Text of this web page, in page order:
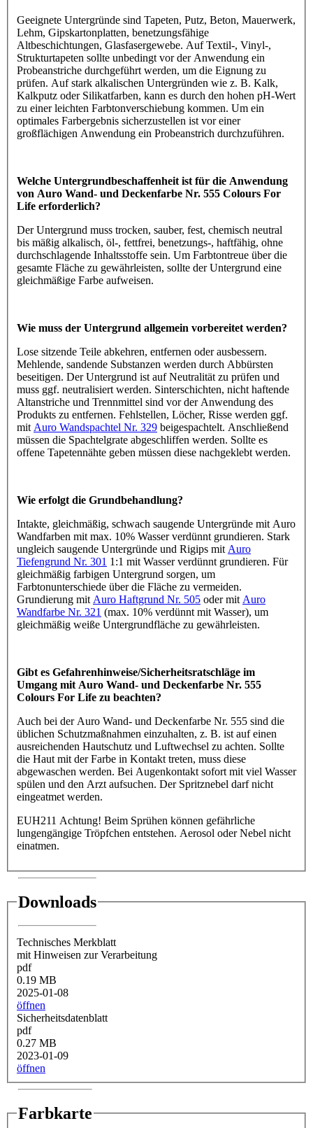
Geeignete Untergründe sind Tapeten, Putz, Beton, Mauerwerk,
Lehm, Gipskartonplatten, benetzungsfähige
Altbeschichtungen, Glasfasergewebe. Auf Textil-, Vinyl-,
Strukturtapeten sollte unbedingt vor der Anwendung ein
Probeanstriche durchgeführt werden, um die Eignung zu
prüfen. Auf stark alkalischen Untergründen wie z. B. Kalk,
Kalkputz oder Silikatfarben, kann es durch den hohen pH-Wert
zu einer leichten Farbtonverschiebung kommen. Um ein
optimales Farbergebnis sicherzustellen ist vor einer
großflächigen Anwendung ein Probeanstrich durchzuführen.
Welche Untergrundbeschaffenheit ist für die Anwendung
von Auro Wand- und Deckenfarbe Nr. 555 Colours For
Life erforderlich?
Der Untergrund muss trocken, sauber, fest, chemisch neutral
bis mäßig alkalisch, öl-, fettfrei, benetzungs-, haftfähig, ohne
durchschlagende Inhaltsstoffe sein. Um Farbtontreue über die
gesamte Fläche zu gewährleisten, sollte der Untergrund eine
gleichmäßige Farbe aufweisen.
Wie muss der Untergrund allgemein vorbereitet werden?
Lose sitzende Teile abkehren, entfernen oder ausbessern.
Mehlende, sandende Substanzen werden durch Abbürsten
beseitigen. Der Untergrund ist auf Neutralität zu prüfen und
muss ggf. neutralisiert werden. Sinterschichten, nicht haftende
Altanstriche und Trennmittel sind vor der Anwendung des
Produkts zu entfernen. Fehlstellen, Löcher, Risse werden ggf.
mit Auro Wandspachtel Nr. 329 beigespachtelt. Anschließend
müssen die Spachtelgrate abgeschliffen werden. Sollte es
offene Tapetennähte geben müssen diese nachgeklebt werden.
Wie erfolgt die Grundbehandlung?
Intakte, gleichmäßig, schwach saugende Untergründe mit Auro
Wandfarben mit max. 10% Wasser verdünnt grundieren. Stark
ungleich saugende Untergründe und Rigips mit Auro
Tiefengrund Nr. 301 1:1 mit Wasser verdünnt grundieren. Für
gleichmäßig farbigen Untergrund sorgen, um
Farbtonunterschiede über die Fläche zu vermeiden.
Grundierung mit Auro Haftgrund Nr. 505 oder mit Auro
Wandfarbe Nr. 321 (max. 10% verdünnt mit Wasser), um
gleichmäßig weiße Untergrundfläche zu gewährleisten.
Gibt es Gefahrenhinweise/Sicherheitsratschläge im
Umgang mit Auro Wand- und Deckenfarbe Nr. 555
Colours For Life zu beachten?
Auch bei der Auro Wand- und Deckenfarbe Nr. 555 sind die
üblichen Schutzmaßnahmen einzuhalten, z. B. ist auf einen
ausreichenden Hautschutz und Luftwechsel zu achten. Sollte
die Haut mit der Farbe in Kontakt treten, muss diese
abgewaschen werden. Bei Augenkontakt sofort mit viel Wasser
spülen und den Arzt aufsuchen. Der Spritznebel darf nicht
eingeatmet werden.
EUH211 Achtung! Beim Sprühen können gefährliche
lungengängige Tröpfchen entstehen. Aerosol oder Nebel nicht
einatmen.
Downloads
Technisches Merkblatt
mit Hinweisen zur Verarbeitung
pdf
0.19 MB
2025-01-08
öffnen
Sicherheitsdatenblatt
pdf
0.27 MB
2023-01-09
öffnen
Farbkarte